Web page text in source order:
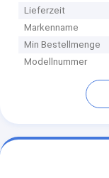
Lieferzeit
Markenname
Min Bestellmenge
Modellnummer